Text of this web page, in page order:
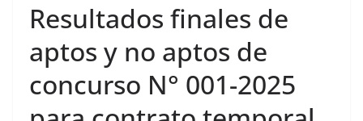
Resultados finales de
aptos y no aptos de
concurso N° 001-2025